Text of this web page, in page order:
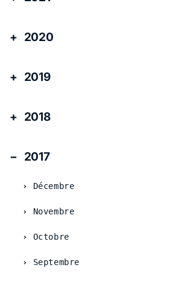
2020
2019
2018
2017
Décembre
Novembre
Octobre
Septembre